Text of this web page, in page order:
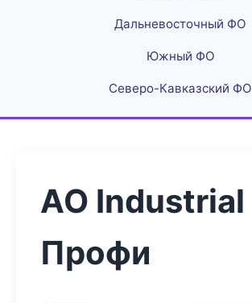
Дальневосточный ФО
Южный ФО
Северо-Кавказский ФО
АО Industrial
Профи